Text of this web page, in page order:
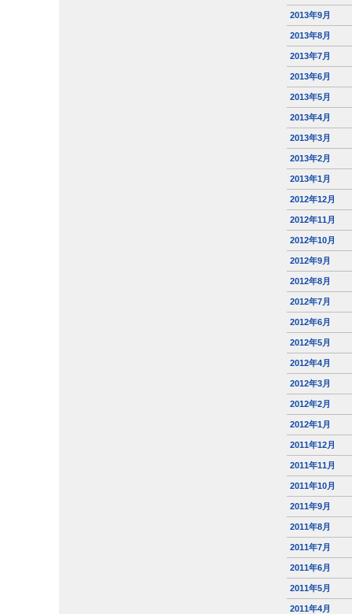
2013年9月
2013年8月
2013年7月
2013年6月
2013年5月
2013年4月
2013年3月
2013年2月
2013年1月
2012年12月
2012年11月
2012年10月
2012年9月
2012年8月
2012年7月
2012年6月
2012年5月
2012年4月
2012年3月
2012年2月
2012年1月
2011年12月
2011年11月
2011年10月
2011年9月
2011年8月
2011年7月
2011年6月
2011年5月
2011年4月